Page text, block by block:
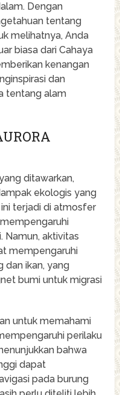
Dengan
tentang
melihatnya, Anda
biasa dari Cahaya
kenangan
dan
tentang alam
ditawarkan,
ekologis yang
terjadi di atmosfer
Namun, aktivitas
mempengaruhi
dan ikan, yang
bumi untuk migrasi
untuk memahami
perilaku
bahwa
dapat
pada burung